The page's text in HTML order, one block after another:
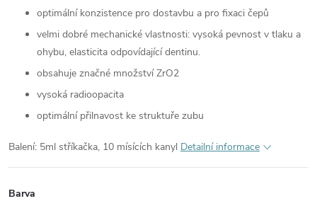
optimální konzistence pro dostavbu a pro fixaci čepů
velmi dobré mechanické vlastnosti: vysoká pevnost v tlaku a
ohybu, elasticita odpovídající dentinu.
obsahuje značné množství ZrO2
vysoká radioopacita
optimální přilnavost ke struktuře zubu
Balení: 5ml stříkačka, 10 mísících kanyl Detailní informace
Barva